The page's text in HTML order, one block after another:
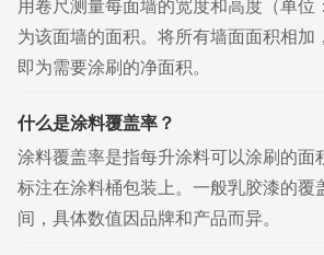
用卷尺测量每面墙的宽度和高度（单位
为该面墙的面积。将所有墙面面积相加
即为需要涂刷的净面积。
什么是涂料覆盖率？
涂料覆盖率是指每升涂料可以涂刷的面
标注在涂料桶包装上。一般乳胶漆的覆
间，具体数值因品牌和产品而异。